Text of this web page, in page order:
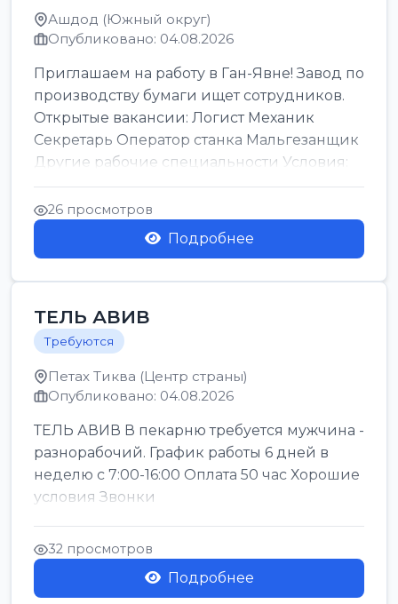
Ашдод (Южный округ)
Опубликовано: 04.08.2026
Приглашаем на работу в Ган-Явне! Завод по
производству бумаги ищет сотрудников.
Открытые вакансии: Логист Механик
Секретарь Оператор станка Мальгезанщик
Другие рабочие специальности Условия:
Организов...
26 просмотров
Подробнее
ТЕЛЬ АВИВ
Требуются
Петах Тиква (Центр страны)
Опубликовано: 04.08.2026
ТЕЛЬ АВИВ В пекарню требуется мужчина -
разнорабочий. График работы 6 дней в
неделю с 7:00-16:00 Оплата 50 час Хорошие
условия Звонки
32 просмотров
Подробнее